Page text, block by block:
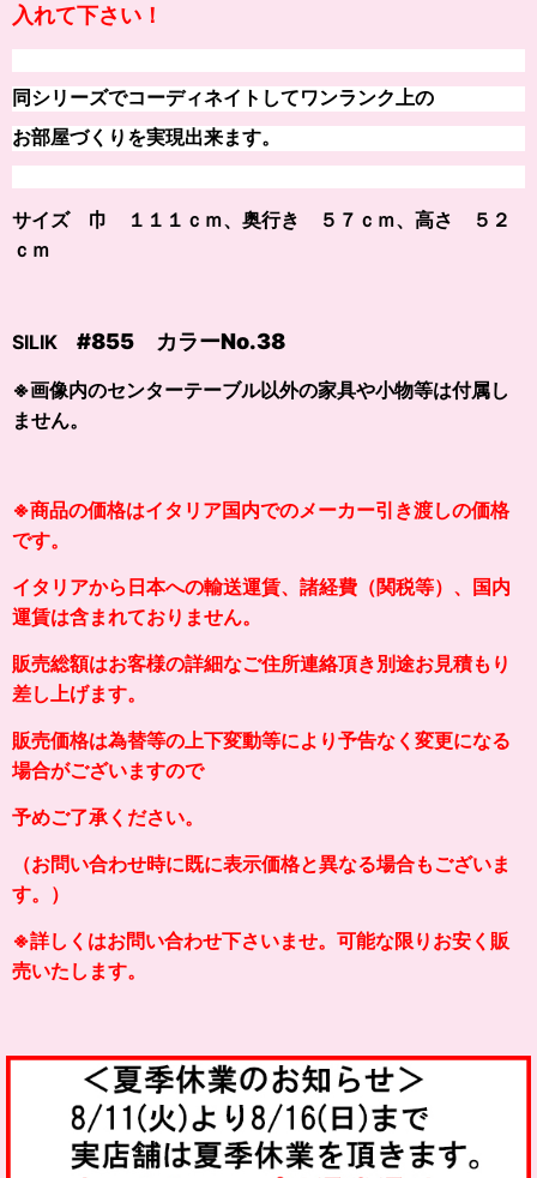
入れて下さい！
同シリーズでコーディネイトしてワンランク上の
お部屋づくりを実現出来ます。
サイズ 巾 １１１ｃｍ、奥行き ５７ｃｍ、高さ ５２
ｃｍ
SILIK #855 カラーNo.38
※画像内のセンターテーブル以外の家具や小物等は付属し
ません。
※商品の価格はイタリア国内でのメーカー引き渡しの価格
です。
イタリアから日本への輸送運賃、諸経費（関税等）、国内
運賃は含まれておりません。
販売総額はお客様の詳細なご住所連絡頂き別途お見積もり
差し上げます。
販売価格は為替等の上下変動等により予告なく変更になる
場合がございますので
予めご了承ください。
（お問い合わせ時に既に表示価格と異なる場合もございま
す。）
※詳しくはお問い合わせ下さいませ。可能な限りお安く販
売いたします。